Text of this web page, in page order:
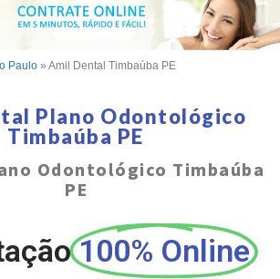
Paulo » Amil Dental Timbaúba PE
Plano Odontológico
Timbaúba PE
Odontológico Timbaúba
PE
100% Online